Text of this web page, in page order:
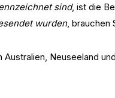
sind, ist die
wurden, brauchen
Neuseeland